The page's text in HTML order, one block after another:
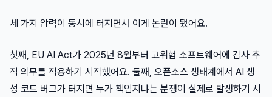
세 가지 압력이 동시에 터지면서 이게 논란이 됐어요.
첫째, EU AI Act가 2025년 8월부터 고위험 소프트웨어에 감사 추
적 의무를 적용하기 시작했어요. 둘째, 오픈소스 생태계에서 AI 생
성 코드 버그가 터지면 누가 책임지냐는 분쟁이 실제로 발생하기 시